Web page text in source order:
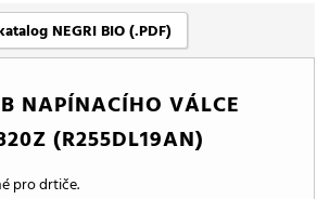
NEGRI BIO (.PDF)
NAPÍNACÍHO VÁLCE
(R255DL19AN)
pro drtiče.